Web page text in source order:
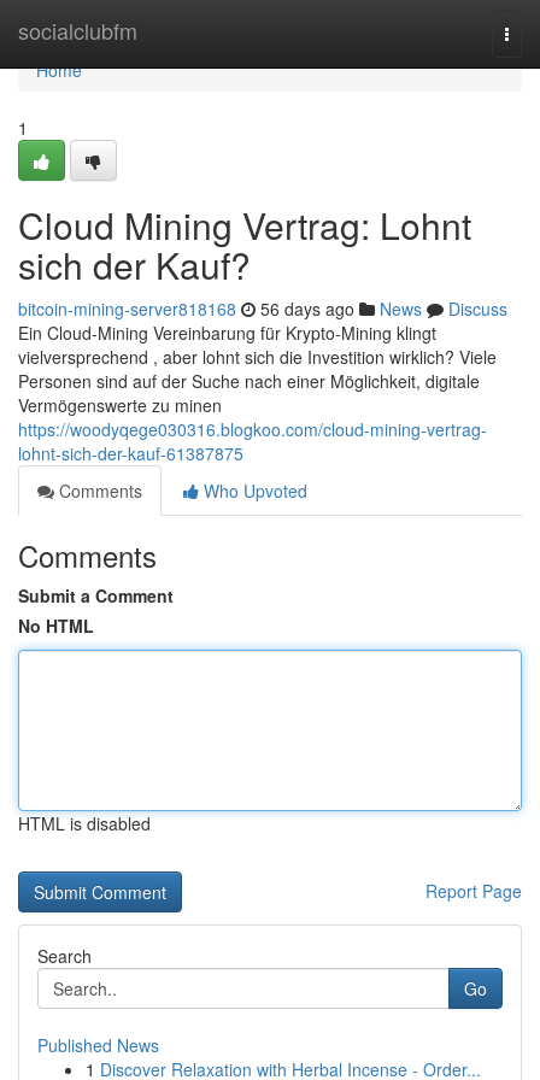
socialclubfm
Home
Home
1
Cloud Mining Vertrag: Lohnt
sich der Kauf?
bitcoin-mining-server818168 56 days ago News
Discuss
Ein Cloud-Mining Vereinbarung für Krypto-Mining klingt
vielversprechend , aber lohnt sich die Investition wirklich? Viele
Personen sind auf der Suche nach einer Möglichkeit, digitale
Vermögenswerte zu minen
https://woodyqege030316.blogkoo.com/cloud-mining-vertrag-
lohnt-sich-der-kauf-61387875
Comments
Who Upvoted
Comments
Submit a Comment
No HTML
HTML is disabled
Report Page
Search
Go
Published News
1 Discover Relaxation with Herbal Incense - Order...